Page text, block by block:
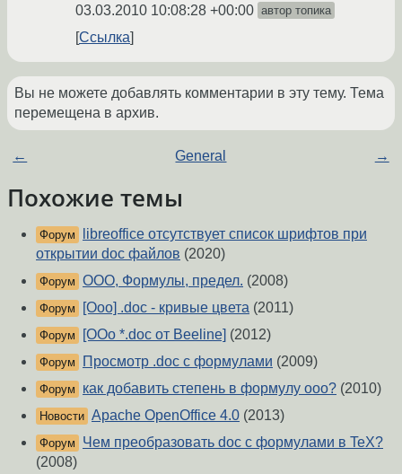
03.03.2010 10:08:28 +00:00 автор топика
Ссылка
Вы не можете добавлять комментарии в эту тему. Тема
перемещена в архив.
← General →
Похожие темы
Форум
libreoffice отсутствует список шрифтов при
открытии doc файлов (2020)
Форум OOO, Формулы, предел. (2008)
Форум [Ooo] .doc - кривые цвета (2011)
Форум [OOo *.doc от Beeline] (2012)
Форум Просмотр .doc с формулами (2009)
Форум как добавить степень в формулу ooo? (2010)
Новости Apache OpenOffice 4.0 (2013)
Форум
Чем преобразовать doc с формулами в TeX?
(2008)